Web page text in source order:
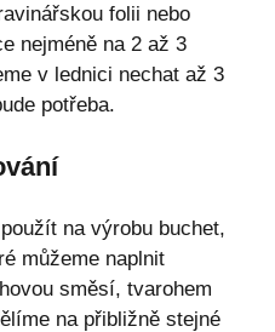
folii nebo
nejméně na 2 až 3
v lednici nechat až 3
potřeba.
na výrobu buchet,
můžeme naplnit
směsí, tvarohem
na přibližně stejné